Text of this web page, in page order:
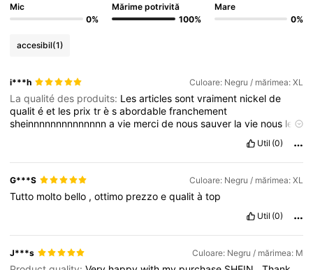
4.3M Urmăritori
4,83 4.3M Urmăritori
4,83 4.3M Urmăritori
Mic
0%
Mărime potrivită
100%
Mare
0%
accesibil(1)
i***h Culoare: Negru / mărimea: XL
La qualité des produits: Lesarticlessontvraiment nickelde
qualitéet les prixtrèsabordablefranchement
sheinnnnnnnnnnnnnnavie mercide noussauver lavie nous les
Util (0)
G***S Culoare: Negru / mărimea: XL
Tutto molto bello ,ottimo prezzoequalitàtop
Util (0)
J***s Culoare: Negru / mărimea: M